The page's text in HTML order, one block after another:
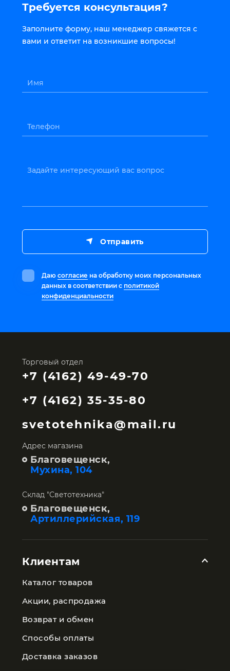
Требуется консультация?
Заполните форму, наш менеджер свяжется с
вами и ответит на возникшие вопросы!
Имя
Телефон
Задайте интересующий вас вопрос
Даю согласие на обработку моих персональных
данных в соответствии с политикой
конфиденциальности
Отправить
Торговый отдел
+7 (4162) 49-49-70
+7 (4162) 35-35-80
svetotehnika@mail.ru
Адрес магазина
Благовещенск,
Мухина, 104
Склад "Светотехника"
Благовещенск,
Артиллерийская, 119
Клиентам
Каталог товаров
Акции, распродажа
Возврат и обмен
Способы оплаты
Доставка заказов